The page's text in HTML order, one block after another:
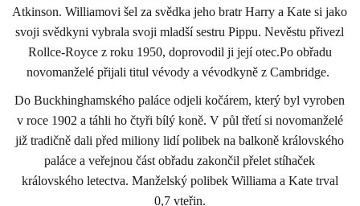
Atkinson. Williamovi šel za svědka jeho bratr Harry a Kate si jako
svoji svědkyni vybrala svoji mladší sestru Pippu. Nevěstu přivezl
Rollce-Royce z roku 1950, doprovodil ji její otec.Po obřadu
novomanželé přijali titul vévody a vévodkyně z Cambridge.
Do Buckhinghamského paláce odjeli kočárem, který byl vyroben
v roce 1902 a táhli ho čtyři bílý koně. V půl třetí si novomanželé
již tradičně dali před miliony lidí polibek na balkoně královského
paláce a veřejnou část obřadu zakončil přelet stíhaček
královského letectva. Manželský polibek Williama a Kate trval
0,7 vteřin.